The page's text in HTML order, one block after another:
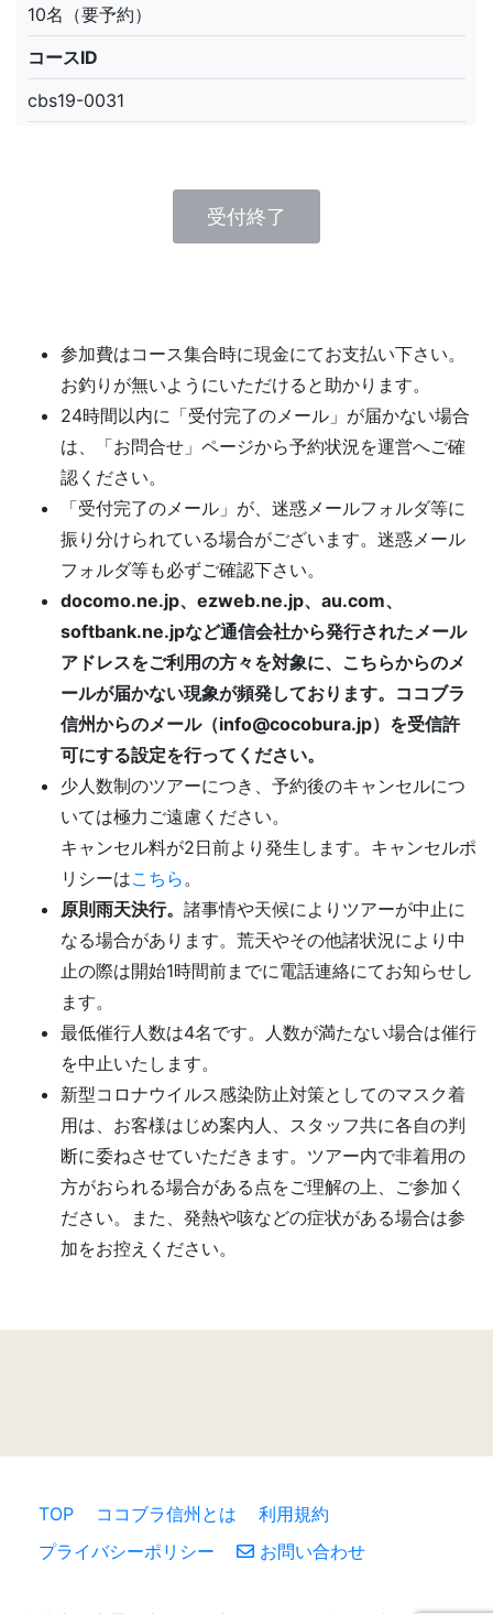
10名（要予約）
コースID
cbs19-0031
受付終了
参加費はコース集合時に現金にてお支払い下さい。
お釣りが無いようにいただけると助かります。
24時間以内に「受付完了のメール」が届かない場合
は、「お問合せ」ページから予約状況を運営へご確
認ください。
「受付完了のメール」が、迷惑メールフォルダ等に
振り分けられている場合がございます。迷惑メール
フォルダ等も必ずご確認下さい。
docomo.ne.jp、ezweb.ne.jp、au.com、
softbank.ne.jpなど通信会社から発行されたメール
アドレスをご利用の方々を対象に、こちらからのメ
ールが届かない現象が頻発しております。ココブラ
信州からのメール（info@cocobura.jp）を受信許
可にする設定を行ってください。
少人数制のツアーにつき、予約後のキャンセルにつ
いては極力ご遠慮ください。
キャンセル料が2日前より発生します。キャンセルポ
リシーはこちら 。
原則雨天決行。 諸事情や天候によりツアーが中止に
なる場合があります。荒天やその他諸状況により中
止の際は開始1時間前までに電話連絡にてお知らせし
ます。
最低催行人数は4名です。人数が満たない場合は催行
を中止いたします。
新型コロナウイルス感染防止対策としてのマスク着
用は、お客様はじめ案内人、スタッフ共に各自の判
断に委ねさせていただきます。ツアー内で非着用の
方がおられる場合がある点をご理解の上、ご参加く
ださい。また、発熱や咳などの症状がある場合は参
加をお控えください。
TOP ココブラ信州とは
利用規約
プライバシーポリシー
お問い合わせ